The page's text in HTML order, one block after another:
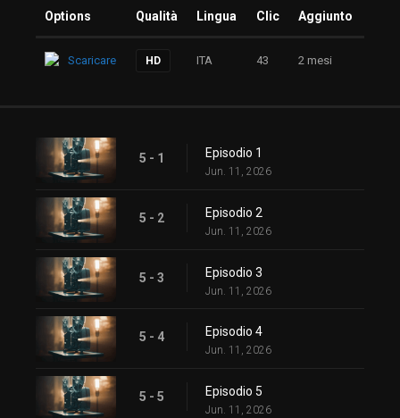
Options Qualità Lingua Clic Aggiunto
Scaricare HD ITA 43 2 mesi
5 - 1 Episodio 1
Jun. 11, 2026
5 - 2 Episodio 2
Jun. 11, 2026
5 - 3 Episodio 3
Jun. 11, 2026
5 - 4 Episodio 4
Jun. 11, 2026
5 - 5 Episodio 5
Jun. 11, 2026